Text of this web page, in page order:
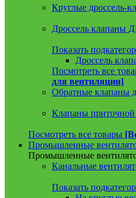
Круглые дроссель-
Дроссель клапаны
Показать
Дроссель
Посмотреть все
для вентиляции]
Обратные клапаны
Клапаны приточной
Посмотреть все товары
Промышленные
Промышленные
Канальные
Показать